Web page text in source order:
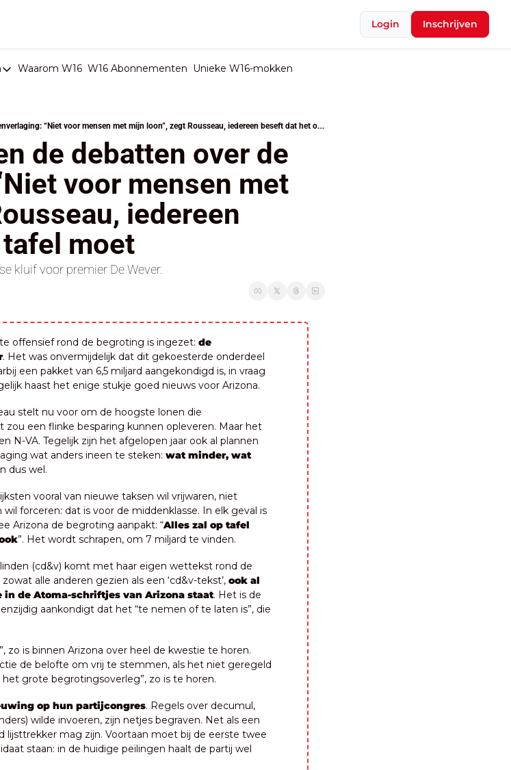
Login Inschrijven
Boeken
Stop de Persen
Het Merk België
De Doodgravers van België
Bpost Hold-up
Waarom W16 W16 Abonnementen Unieke W16-mokken
Socialisten openen de debatten over de lastenverlaging: “Niet voor mensen met mijn loon”, zegt Rousseau, iedereen beseft dat het op tafel moet
de debatten over de
voor mensen met
iedereen
moet
kluif voor premier De Wever.
offensief rond de begroting is ingezet: de
. Het was onvermijdelijk dat dit gekoesterde onderdeel
een pakket van 6,5 miljard aangekondigd is, in vraag
haast het enige stukje goed nieuws voor Arizona.
stelt nu voor om de hoogste lonen die
een flinke besparing kunnen opleveren. Maar het
N-VA. Tegelijk zijn het afgelopen jaar ook al plannen
wat anders ineen te steken: wat minder, wat
dus wel.
vooral van nieuwe taksen wil vrijwaren, niet
forceren: dat is voor de middenklasse. In elk geval is
Arizona de begroting aanpakt: “Alles zal op tafel
”. Het wordt schrapen, om 7 miljard te vinden.
(cd&v) komt met haar eigen wettekst rond de
alle anderen gezien als een ‘cd&v-tekst’, ook al
in de Atoma-schriftjes van Arizona staat. Het is de
aankondigt dat het “te nemen of te laten is”, die
”, zo is binnen Arizona over heel de kwestie te horen.
de belofte om vrij te stemmen, als het niet geregeld
het grote begrotingsoverleg”, zo is te horen.
op hun partijcongres. Regels over decumul,
wilde invoeren, zijn netjes begraven. Net als een
lijsttrekker mag zijn. Voortaan moet bij de eerste twee
staan: in de huidige peilingen haalt de partij wel